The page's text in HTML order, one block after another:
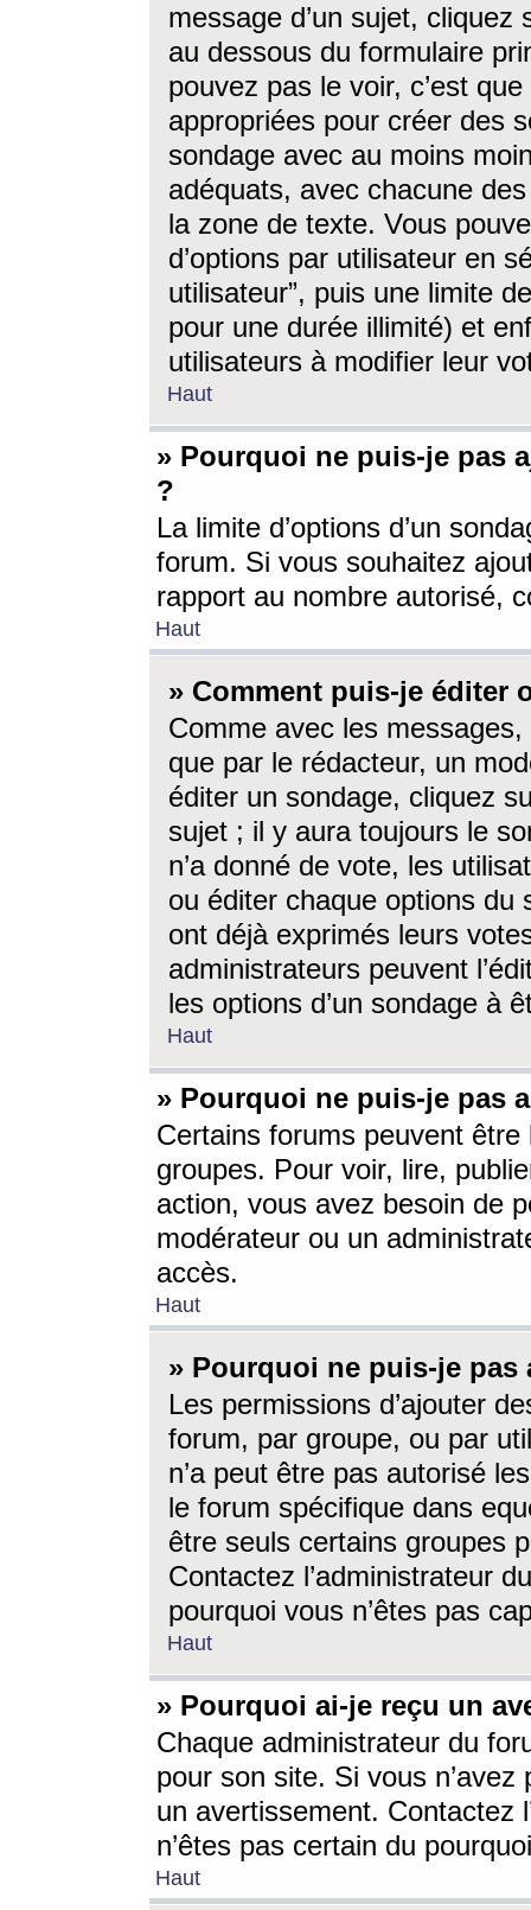
message d’un sujet, cliquez
au dessous du formulaire
pouvez pas le voir, c’est
appropriées pour créer des
sondage avec au moins
adéquats, avec chacune
la zone de texte. Vous
d’options par utilisateur en
utilisateur”, puis une limite
pour une durée illimité) et
utilisateurs à modifier leur
Haut
» Pourquoi ne puis-je pas
?
La limite d’options d’un
forum. Si vous souhaitez
rapport au nombre autorisé,
Haut
» Comment puis-je éditer
Comme avec les
que par le rédacteur, un
éditer un sondage, cliquez
sujet ; il y aura toujours le
n’a donné de vote, les
ou éditer chaque options du
ont déjà exprimés leurs
administrateurs peuvent
les options d’un sondage à
Haut
» Pourquoi ne puis-je pas
Certains forums peuvent être
groupes. Pour voir, lire,
action, vous avez besoin de
modérateur ou un
accès.
Haut
» Pourquoi ne puis-je
Les permissions d’ajouter
forum, par groupe, ou par
n’a peut être pas autorisé
le forum spécifique dans
être seuls certains groupes
Contactez l’administrateur
pourquoi vous n’êtes pas
Haut
» Pourquoi ai-je reçu un
Chaque administrateur du
pour son site. Si vous
un avertissement. Contactez
n’êtes pas certain du
Haut